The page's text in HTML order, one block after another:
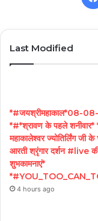
Last Modified
*#जयश्रीमहाकाल*08-
*#*श्रावण के पहले शनीवार*
महाकालेश्वर ज्योतिर्लिंग जी
आरती श्रृंगार दर्शन #live कीं
शुभकामनाएं*
4 hours ago